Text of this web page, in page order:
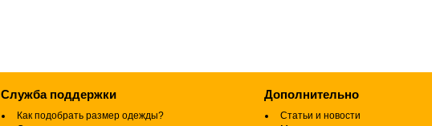
Служба поддержки
Как подобрать размер одежды?
Дополнительно
Статьи и новости